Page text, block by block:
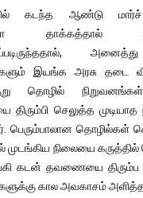
கடந்த ஆண்டு
தாக்கத்தால்
இயங்க அரசு தடை
தொழில்
செலுத்த முடியாத
பெரும்பாலான தொழில்கள்
முடங்கிய நிலையை
கடன் தவணையை திரும்ப
கால அவகாசம்